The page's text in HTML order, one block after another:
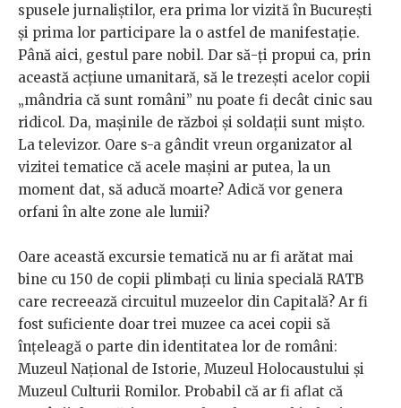
spusele jurnaliștilor, era prima lor vizită în București
și prima lor participare la o astfel de manifestație.
Până aici, gestul pare nobil. Dar să-ți propui ca, prin
această acțiune umanitară, să le trezești acelor copii
„mândria că sunt români” nu poate fi decât cinic sau
ridicol. Da, mașinile de război și soldații sunt mișto.
La televizor. Oare s-a gândit vreun organizator al
vizitei tematice că acele mașini ar putea, la un
moment dat, să aducă moarte? Adică vor genera
orfani în alte zone ale lumii?
Oare această excursie tematică nu ar fi arătat mai
bine cu 150 de copii plimbați cu linia specială RATB
care recreează circuitul muzeelor din Capitală? Ar fi
fost suficiente doar trei muzee ca acei copii să
înțeleagă o parte din identitatea lor de români:
Muzeul Național de Istorie, Muzeul Holocaustului și
Muzeul Culturii Romilor. Probabil că ar fi aflat că